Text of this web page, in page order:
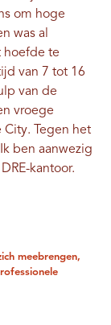
om hoge
was al
hoefde te
van 7 tot 16
van de
vroege
City. Tegen het
Ik ben aanwezig
kantoor.
meebrengen,